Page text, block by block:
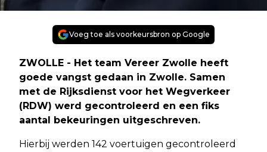
Voeg toe als voorkeursbron op Google
ZWOLLE - Het team Vereer Zwolle heeft
goede vangst gedaan in Zwolle. Samen
met de Rijksdienst voor het Wegverkeer
(RDW) werd gecontroleerd en een fiks
aantal bekeuringen uitgeschreven.
Hierbij werden 142 voertuigen gecontroleerd